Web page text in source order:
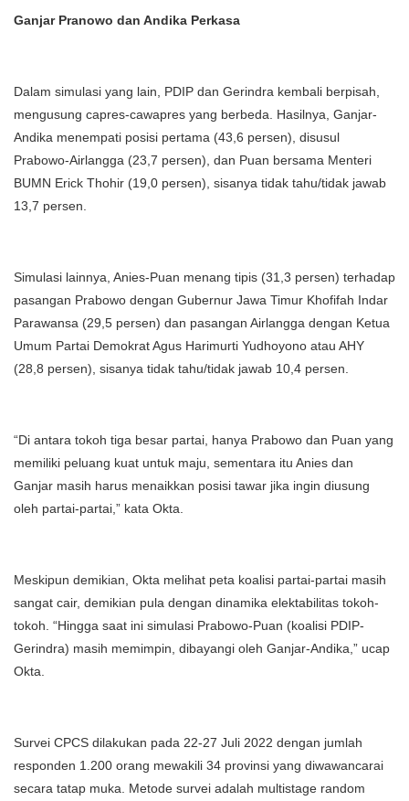
Ganjar Pranowo dan Andika Perkasa
Dalam simulasi yang lain, PDIP dan Gerindra kembali berpisah,
mengusung capres-cawapres yang berbeda. Hasilnya, Ganjar-
Andika menempati posisi pertama (43,6 persen), disusul
Prabowo-Airlangga (23,7 persen), dan Puan bersama Menteri
BUMN Erick Thohir (19,0 persen), sisanya tidak tahu/tidak jawab
13,7 persen.
Simulasi lainnya, Anies-Puan menang tipis (31,3 persen) terhadap
pasangan Prabowo dengan Gubernur Jawa Timur Khofifah Indar
Parawansa (29,5 persen) dan pasangan Airlangga dengan Ketua
Umum Partai Demokrat Agus Harimurti Yudhoyono atau AHY
(28,8 persen), sisanya tidak tahu/tidak jawab 10,4 persen.
“Di antara tokoh tiga besar partai, hanya Prabowo dan Puan yang
memiliki peluang kuat untuk maju, sementara itu Anies dan
Ganjar masih harus menaikkan posisi tawar jika ingin diusung
oleh partai-partai,” kata Okta.
Meskipun demikian, Okta melihat peta koalisi partai-partai masih
sangat cair, demikian pula dengan dinamika elektabilitas tokoh-
tokoh. “Hingga saat ini simulasi Prabowo-Puan (koalisi PDIP-
Gerindra) masih memimpin, dibayangi oleh Ganjar-Andika,” ucap
Okta.
Survei CPCS dilakukan pada 22-27 Juli 2022 dengan jumlah
responden 1.200 orang mewakili 34 provinsi yang diwawancarai
secara tatap muka. Metode survei adalah multistage random